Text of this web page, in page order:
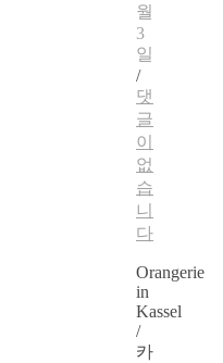
월
3
일
/
댓
글
이
없
습
니
다
Orangerie
in
Kassel
/
카